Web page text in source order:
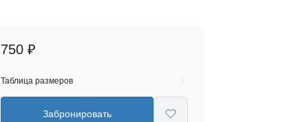
750 ₽
Таблица размеров
Забронировать